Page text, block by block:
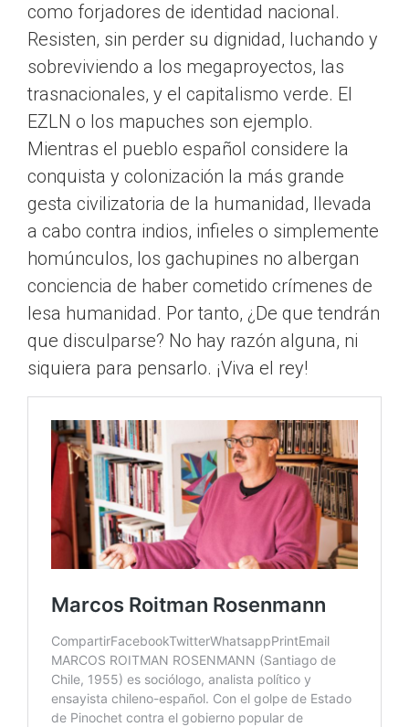
como forjadores de identidad nacional.
Resisten, sin perder su dignidad, luchando y
sobreviviendo a los megaproyectos, las
trasnacionales, y el capitalismo verde. El
EZLN o los mapuches son ejemplo.
Mientras el pueblo español considere la
conquista y colonización la más grande
gesta civilizatoria de la humanidad, llevada
a cabo contra indios, infieles o simplemente
homúnculos, los gachupines no albergan
conciencia de haber cometido crímenes de
lesa humanidad. Por tanto, ¿De que tendrán
que disculparse? No hay razón alguna, ni
siquiera para pensarlo. ¡Viva el rey!